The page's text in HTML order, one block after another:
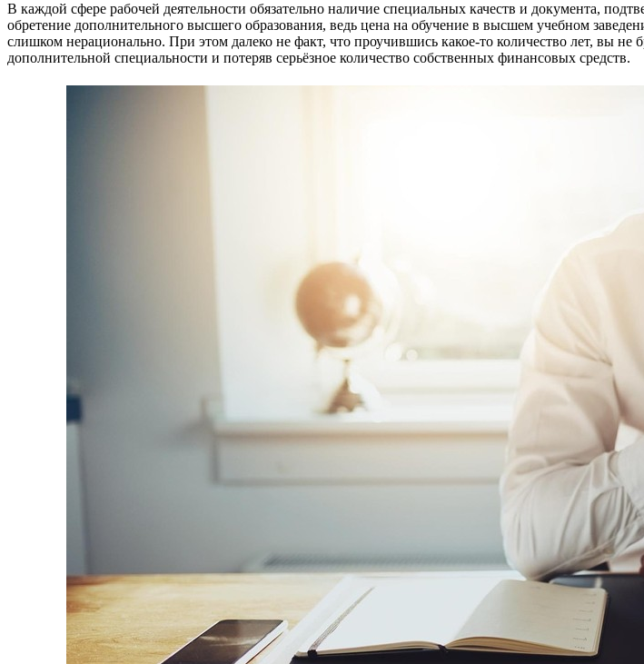
В каждой сфере рабочей деятельности обязательно наличие специальных качеств и документа,
обретение дополнительного высшего образования, ведь цена на обучение в высшем учебном
слишком нерационально. При этом далеко не факт, что проучившись какое-то количество лет, вы не
дополнительной специальности и потеряв серьёзное количество собственных финансовых средств.